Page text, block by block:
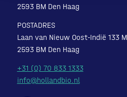
2593 BM Den Haag
POSTADRES
Laan van Nieuw Oost-Indië 133 M
2593 BM Den Haag
+31 (0) 70 833 1333
info@hollandbio.nl